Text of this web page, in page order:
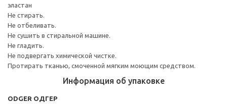
эластан
Не стирать.
Не отбеливать.
Не сушить в стиральной машине.
Не гладить.
Не подвергать химической чистке.
Протирать тканью, смоченной мягким моющим средством.
Информация об упаковке
ODGER ОДГЕР